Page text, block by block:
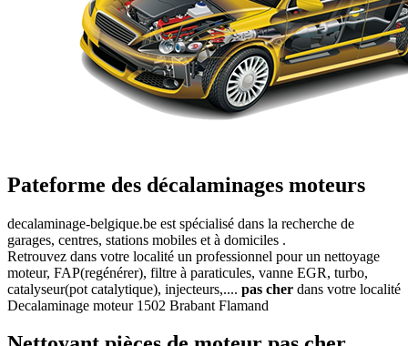
Pateforme des décalaminages moteurs
decalaminage-belgique.be est spécialisé dans la recherche de
garages, centres, stations mobiles et à domiciles .
Retrouvez dans votre localité un professionnel pour un nettoyage
moteur, FAP(regénérer), filtre à paraticules, vanne EGR, turbo,
catalyseur(pot catalytique), injecteurs,.... pas cher dans votre localité
Decalaminage moteur 1502 Brabant Flamand